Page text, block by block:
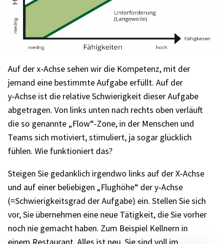
Auf der x‑Achse sehen wir die Kompe­tenz, mit der
jemand eine bestimmte Aufgabe erfüllt. Auf der
y‑Achse ist die rela­tive Schwie­rig­keit dieser Aufgabe
abge­tra­gen. Von links unten nach rechts oben verläuft
die so genannte „Flow“-Zone, in der Menschen und
Teams sich moti­viert, stimu­liert, ja sogar glück­lich
fühlen. Wie funk­tio­niert das?
Stei­gen Sie gedank­lich irgendwo links auf der X‑Achse
und auf einer belie­bi­gen „Flug­höhe“ der y‑Achse
(=Schwie­rig­keits­grad der Aufgabe) ein. Stel­len Sie sich
vor, Sie über­neh­men eine neue Tätig­keit, die Sie vorher
noch nie gemacht haben. Zum Beispiel Kell­nern in